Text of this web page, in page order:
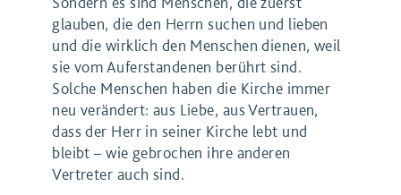
glauben, die den Herrn suchen und lieben
und die wirklich den Menschen dienen, weil
sie vom Auferstandenen berührt sind.
Solche Menschen haben die Kirche immer
neu verändert: aus Liebe, aus Vertrauen,
dass der Herr in seiner Kirche lebt und
bleibt – wie gebrochen ihre anderen
Vertreter auch sind.